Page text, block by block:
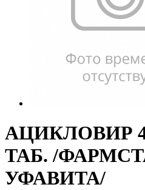
АЦИКЛОВИР
ТАБ. /
УФАВИТА/